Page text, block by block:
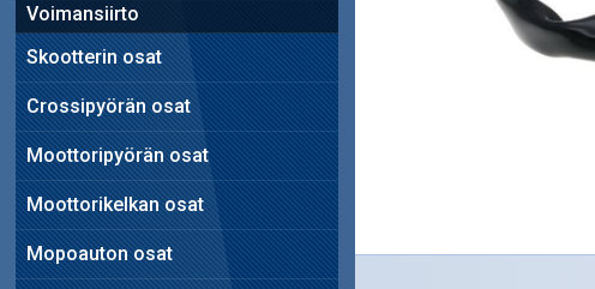
Voimansiirto
Skootterin osat
Crossipyörän osat
Moottoripyörän osat
Moottorikelkan osat
Mopoauton osat